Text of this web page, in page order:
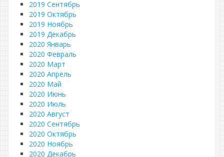
2019 Сентябрь
2019 Октябрь
2019 Ноябрь
2019 Декабрь
2020 Январь
2020 Февраль
2020 Март
2020 Апрель
2020 Май
2020 Июнь
2020 Июль
2020 Август
2020 Сентябрь
2020 Октябрь
2020 Ноябрь
2020 Декабрь